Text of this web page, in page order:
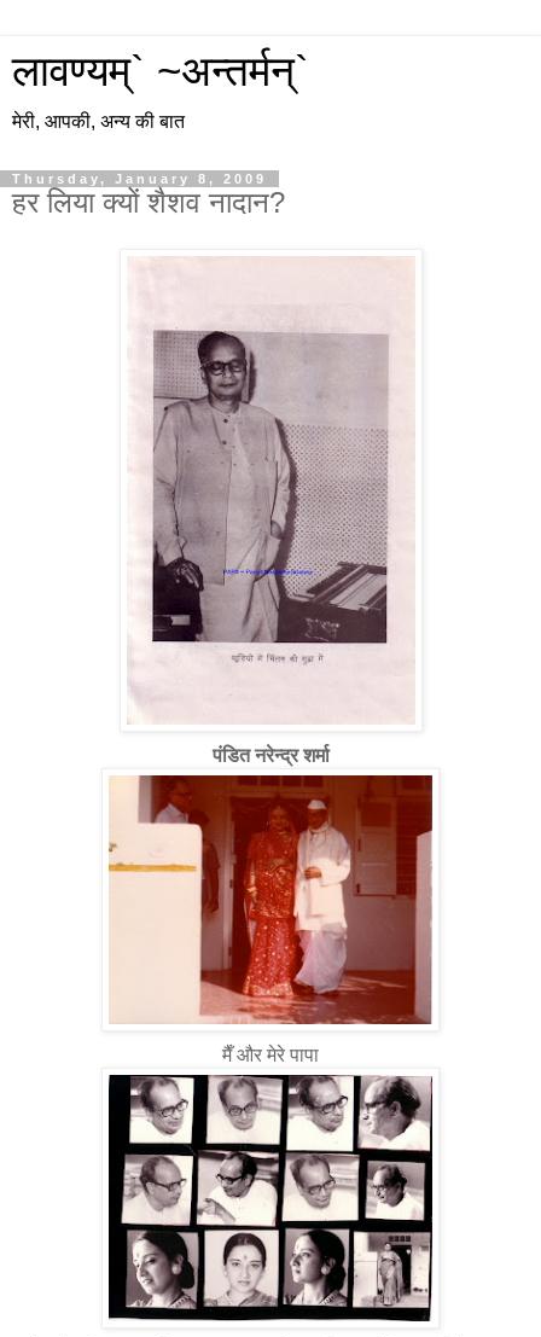
लावण्यम्` ~अन्तर्मन्`
मेरी, आपकी, अन्य की बात
Thursday, January 8, 2009
हर लिया क्यों शैशव नादान?
पंडित नरेन्द्र शर्मा
मैँ और मेरे पापा